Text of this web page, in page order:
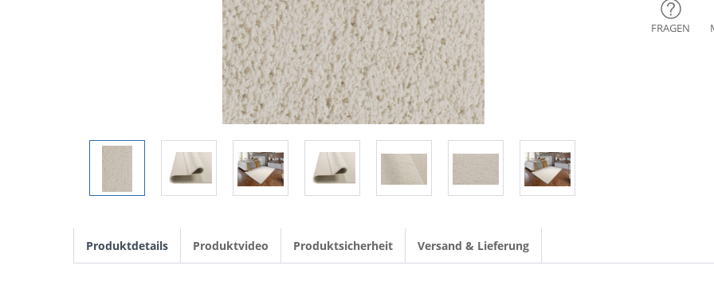
FRAGEN
Produktdetails Produktvideo Produktsicherheit Versand & Lieferung